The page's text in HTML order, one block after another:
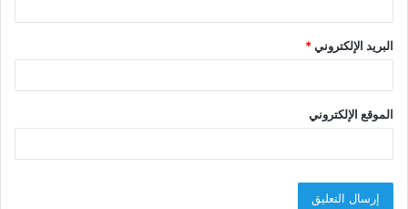
البريد الإلكتروني*
الموقع الإلكتروني